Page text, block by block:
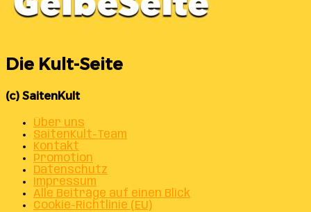
Die Kult-Seite
(c) SaitenKult
Über uns
SaitenKult-Team
Kontakt
Promotion
Datenschutz
Impressum
Alle Beiträge auf einen Blick
Cookie-Richtlinie (EU)